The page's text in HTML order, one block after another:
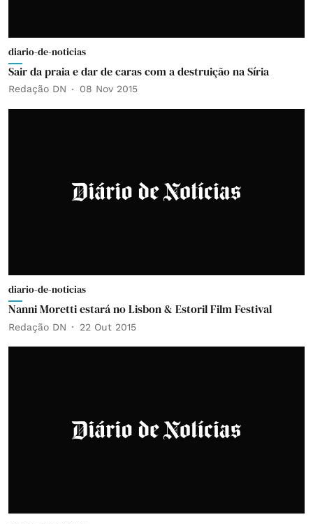
diario-de-noticias
Sair da praia e dar de caras com a destruição na Síria
Redação DN 08 Nov 2015
diario-de-noticias
Nanni Moretti estará no Lisbon & Estoril Film Festival
Redação DN 22 Out 2015